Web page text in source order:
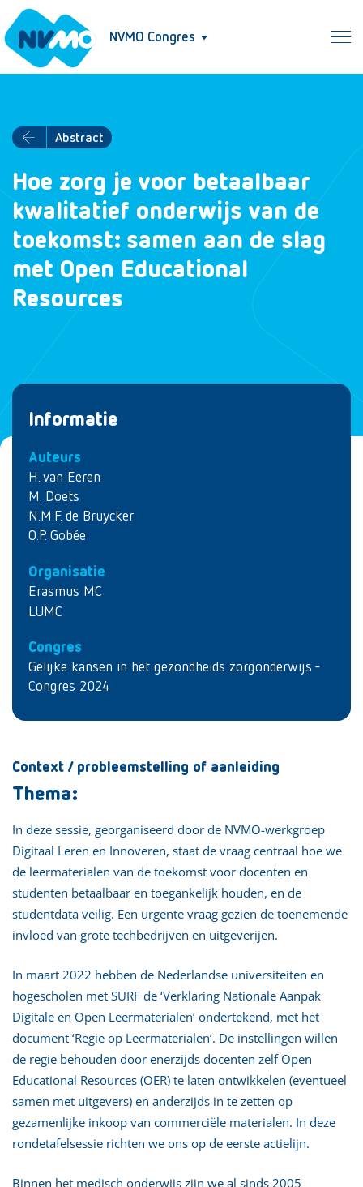
NVMO Congres
Abstract
Hoe zorg je voor betaalbaar
kwalitatief onderwijs van de
toekomst: samen aan de slag
met Open Educational
Resources
Informatie
Auteurs
H. van Eeren
M. Doets
N.M.F. de Bruycker
O.P. Gobée
Organisatie
Erasmus MC
LUMC
Congres
Gelijke kansen in het gezondheids zorgonderwijs -
Congres 2024
Context / probleemstelling of aanleiding
Thema:
In deze sessie, georganiseerd door de NVMO-werkgroep
Digitaal Leren en Innoveren, staat de vraag centraal hoe we
de leermaterialen van de toekomst voor docenten en
studenten betaalbaar en toegankelijk houden, en de
studentdata veilig. Een urgente vraag gezien de toenemende
invloed van grote techbedrijven en uitgeverijen.
In maart 2022 hebben de Nederlandse universiteiten en
hogescholen met SURF de ‘Verklaring Nationale Aanpak
Digitale en Open Leermaterialen’ ondertekend, met het
document ‘Regie op Leermaterialen’. De instellingen willen
de regie behouden door enerzijds docenten zelf Open
Educational Resources (OER) te laten ontwikkelen (eventueel
samen met uitgevers) en anderzijds in te zetten op
gezamenlijke inkoop van commerciële materialen. In deze
rondetafelsessie richten we ons op de eerste actielijn.
Binnen het medisch onderwijs zijn we al sinds 2005